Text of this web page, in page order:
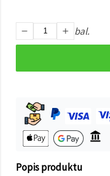
Přijmout
Nastavení
bal.
Popis produktu